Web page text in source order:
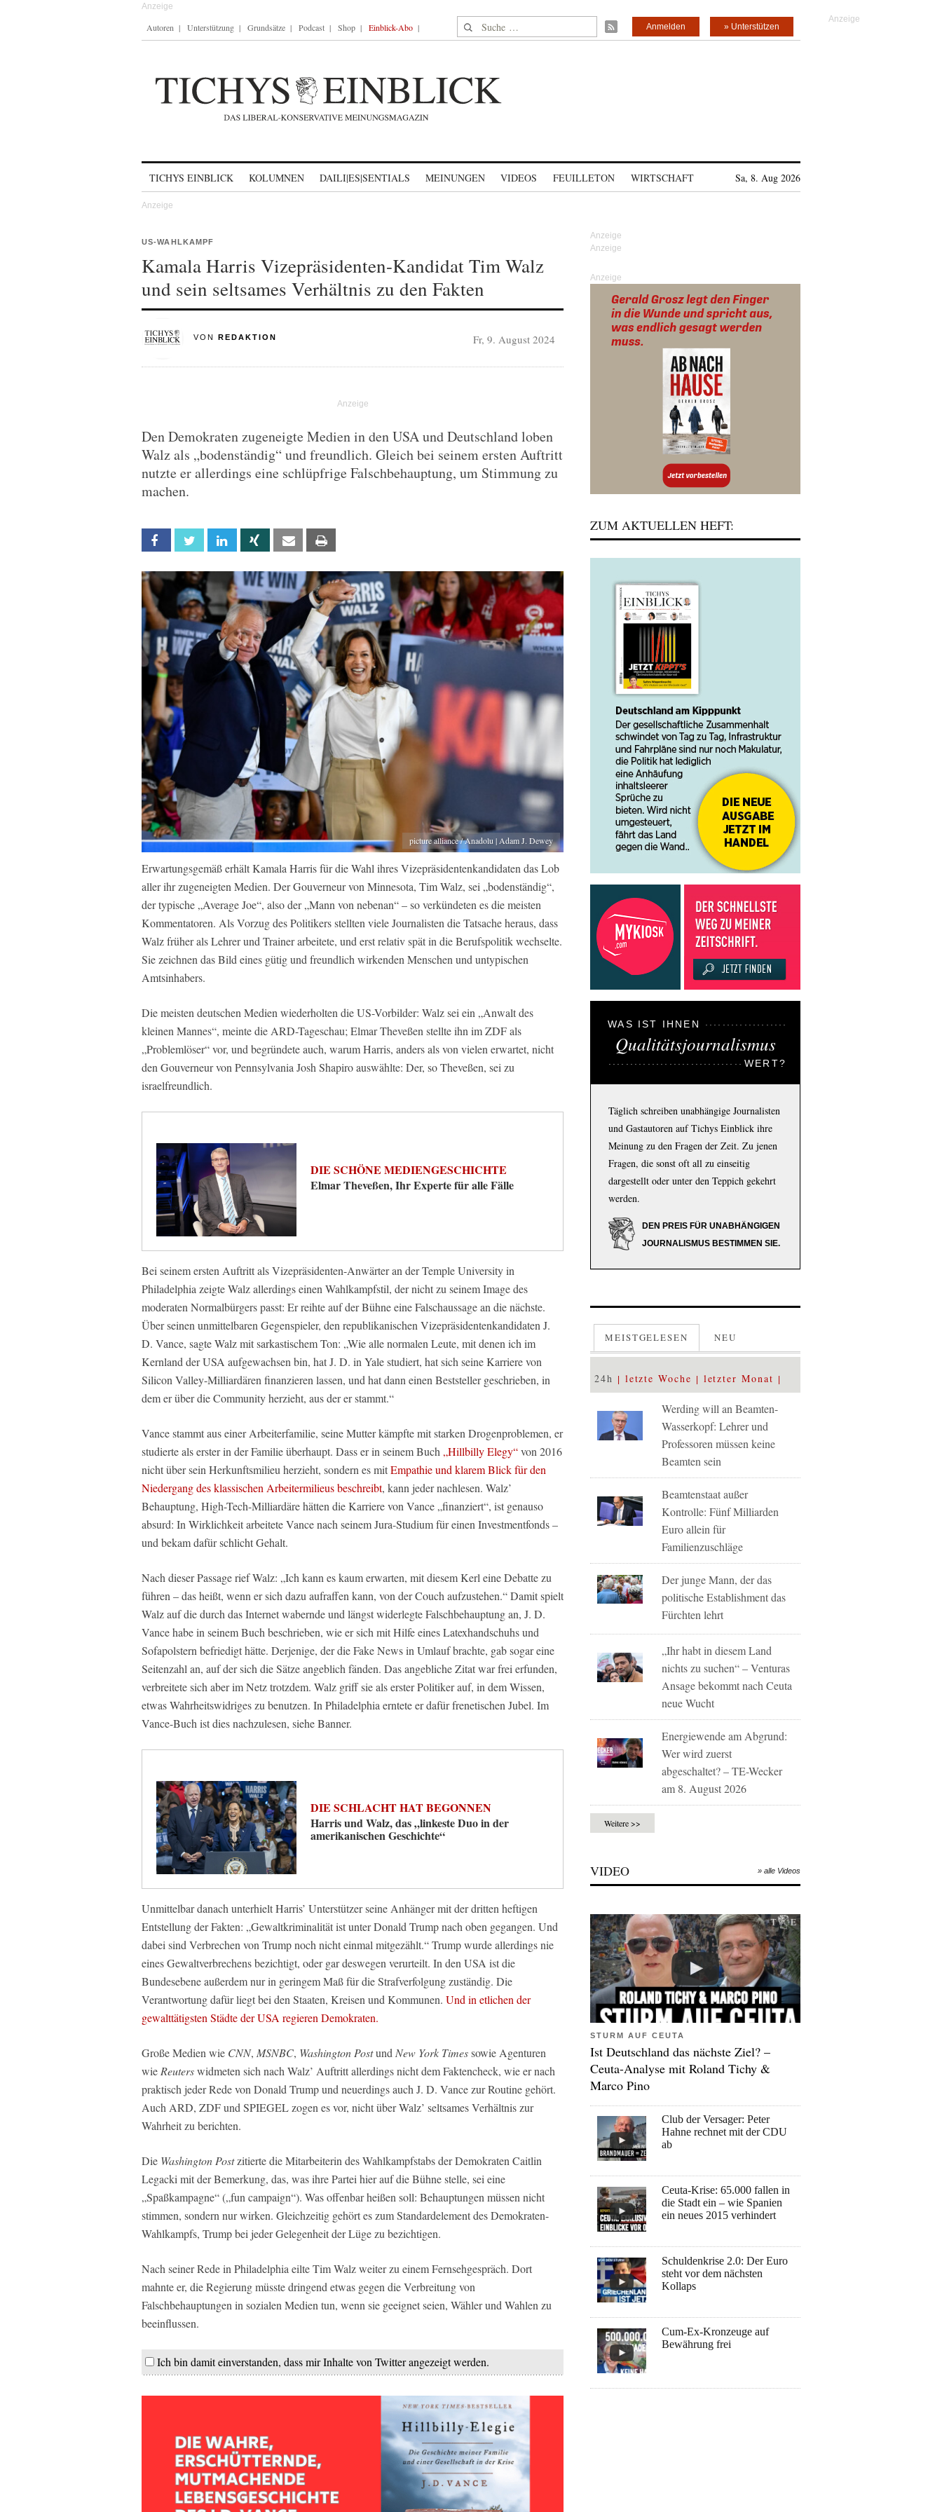
Autoren Unterstützung Grundsätze Podcast Shop Einblick-Abo Suche nach: » Unterstützen
Anmelden
TICHYS EINBLICK KOLUMNEN DAILI|ES|SENTIALS MEINUNGEN VIDEOS FEUILLETON WIRTSCHAFT Sa, 8. Aug 2026
US-WAHLKAMPF
Kamala Harris Vizepräsidenten-Kandidat Tim Walz
und sein seltsames Verhältnis zu den Fakten
VON REDAKTION Fr, 9. August 2024
Den Demokraten zugeneigte Medien in den USA und Deutschland loben
Walz als „bodenständig“ und freundlich. Gleich bei seinem ersten Auftritt
nutzte er allerdings eine schlüpfrige Falschbehauptung, um Stimmung zu
machen.
Facebook Twitter Linkedin Xing Email
picture alliance / Anadolu | Adam J. Dewey
Erwartungsgemäß erhält Kamala Harris für die Wahl ihres Vizepräsidentenkandidaten das Lob
aller ihr zugeneigten Medien. Der Gouverneur von Minnesota, Tim Walz, sei „bodenständig“,
der typische „Average Joe“, also der „Mann von nebenan“ – so verkündeten es die meisten
Kommentatoren. Als Vorzug des Politikers stellten viele Journalisten die Tatsache heraus, dass
Walz früher als Lehrer und Trainer arbeitete, und erst relativ spät in die Berufspolitik wechselte.
Sie zeichnen das Bild eines gütig und freundlich wirkenden Menschen und untypischen
Amtsinhabers.
Die meisten deutschen Medien wiederholten die US-Vorbilder: Walz sei ein „Anwalt des
kleinen Mannes“, meinte die ARD-Tageschau; Elmar Theveßen stellte ihn im ZDF als
„Problemlöser“ vor, und begründete auch, warum Harris, anders als von vielen erwartet, nicht
den Gouverneur von Pennsylvania Josh Shapiro auswählte: Der, so Theveßen, sei zu
israelfreundlich.
DIE SCHÖNE MEDIENGESCHICHTE
Elmar Theveßen, Ihr Experte für alle Fälle
Bei seinem ersten Auftritt als Vizepräsidenten-Anwärter an der Temple University in
Philadelphia zeigte Walz allerdings einen Wahlkampfstil, der nicht zu seinem Image des
moderaten Normalbürgers passt: Er reihte auf der Bühne eine Falschaussage an die nächste.
Über seinen unmittelbaren Gegenspieler, den republikanischen Vizepräsidentenkandidaten J.
D. Vance, sagte Walz mit sarkastischem Ton: „Wie alle normalen Leute, mit denen ich im
Kernland der USA aufgewachsen bin, hat J. D. in Yale studiert, hat sich seine Karriere von
Silicon Valley-Milliardären finanzieren lassen, und hat dann einen Beststeller geschrieben, in
dem er über die Community herzieht, aus der er stammt.“
Vance stammt aus einer Arbeiterfamilie, seine Mutter kämpfte mit starken Drogenproblemen, er
studierte als erster in der Familie überhaupt. Dass er in seinem Buch „Hillbilly Elegy“von 2016
nicht über sein Herkunftsmilieu herzieht, sondern es mitEmpathie und klarem Blick für den
Niedergang des klassischen Arbeitermilieus beschreibt, kann jeder nachlesen. Walz’
Behauptung, High-Tech-Milliardäre hätten die Karriere von Vance „finanziert“, ist genauso
absurd: In Wirklichkeit arbeitete Vance nach seinem Jura-Studium für einen Investmentfonds –
und bekam dafür schlicht Gehalt.
Nach dieser Passage rief Walz: „Ich kann es kaum erwarten, mit diesem Kerl eine Debatte zu
führen – das heißt, wenn er sich dazu aufraffen kann, von der Couch aufzustehen.“ Damit spielt
Walz auf die durch das Internet wabernde und längst widerlegte Falschbehauptung an, J. D.
Vance habe in seinem Buch beschrieben, wie er sich mit Hilfe eines Latexhandschuhs und
Sofapolstern befriedigt hätte. Derjenige, der die Fake News in Umlauf brachte, gab sogar eine
Seitenzahl an, auf der sich die Sätze angeblich fänden. Das angebliche Zitat war frei erfunden,
verbreitete sich aber im Netz trotzdem. Walz griff sie als erster Politiker auf, in dem Wissen,
etwas Wahrheitswidriges zu benutzen. In Philadelphia erntete er dafür frenetischen Jubel. Im
Vance-Buch ist dies nachzulesen, siehe Banner.
DIE SCHLACHT HAT BEGONNEN
Harris und Walz, das „linkeste Duo in der
amerikanischen Geschichte“
Unmittelbar danach unterhielt Harris’ Unterstützer seine Anhänger mit der dritten heftigen
Entstellung der Fakten: „Gewaltkriminalität ist unter Donald Trump nach oben gegangen. Und
dabei sind Verbrechen von Trump noch nicht einmal mitgezählt.“ Trump wurde allerdings nie
eines Gewaltverbrechens bezichtigt, oder gar deswegen verurteilt. In den USA ist die
Bundesebene außerdem nur in geringem Maß für die Strafverfolgung zuständig. Die
Verantwortung dafür liegt bei den Staaten, Kreisen und Kommunen. Und in etlichen der
gewalttätigsten Städte der USA regieren Demokraten.
Große Medien wie CNN, MSNBC, Washington Postund New York Timessowie Agenturen
wie Reuterswidmeten sich nach Walz’ Auftritt allerdings nicht dem Faktencheck, wie er nach
praktisch jeder Rede von Donald Trump und neuerdings auch J. D. Vance zur Routine gehört.
Auch ARD, ZDF und SPIEGEL zogen es vor, nicht über Walz’ seltsames Verhältnis zur
Wahrheit zu berichten.
Die Washington Postzitierte die Mitarbeiterin des Wahlkampfstabs der Demokraten Caitlin
Legacki mit der Bemerkung, das, was ihre Partei hier auf die Bühne stelle, sei eine
„Spaßkampagne“ („fun campaign“). Was offenbar heißen soll: Behauptungen müssen nicht
stimmen, sondern nur wirken. Gleichzeitig gehört es zum Standardelement des Demokraten-
Wahlkampfs, Trump bei jeder Gelegenheit der Lüge zu bezichtigen.
Nach seiner Rede in Philadelphia eilte Tim Walz weiter zu einem Fernsehgespräch. Dort
mahnte er, die Regierung müsste dringend etwas gegen die Verbreitung von
Falschbehauptungen in sozialen Medien tun, wenn sie geeignet seien, Wähler und Wahlen zu
beeinflussen.
Ich bin damit einverstanden, dass mir Inhalte von Twitter angezeigt werden.
Anzeige
ZUM AKTUELLEN HEFT:
WAS IST IHNEN
Qualitätsjournalismus
WERT?
Täglich schreiben unabhängige Journalisten
und Gastautoren auf Tichys Einblick ihre
Meinung zu den Fragen der Zeit. Zu jenen
Fragen, die sonst oft all zu einseitig
dargestellt oder unter den Teppich gekehrt
werden.
DEN PREIS FÜR UNABHÄNGIGEN
JOURNALISMUS BESTIMMEN SIE.
MEISTGELESEN NEU
24h letzte Woche letzter Monat
Werding will an Beamten-
Wasserkopf: Lehrer und
Professoren müssen keine
Beamten sein
Beamtenstaat außer
Kontrolle: Fünf Milliarden
Euro allein für
Familienzuschläge
Der junge Mann, der das
politische Establishment das
Fürchten lehrt
„Ihr habt in diesem Land
nichts zu suchen“ – Venturas
Ansage bekommt nach Ceuta
neue Wucht
Energiewende am Abgrund:
Wer wird zuerst
abgeschaltet? – TE-Wecker
am 8. August 2026
Weitere >>
VIDEO » alle Videos
STURM AUF CEUTA
Ist Deutschland das nächste Ziel? –
Ceuta-Analyse mit Roland Tichy &
Marco Pino
Club der Versager: Peter
Hahne rechnet mit der CDU
ab
Ceuta-Krise: 65.000 fallen in
die Stadt ein – wie Spanien
ein neues 2015 verhindert
Schuldenkrise 2.0: Der Euro
steht vor dem nächsten
Kollaps
Cum-Ex-Kronzeuge auf
Bewährung frei